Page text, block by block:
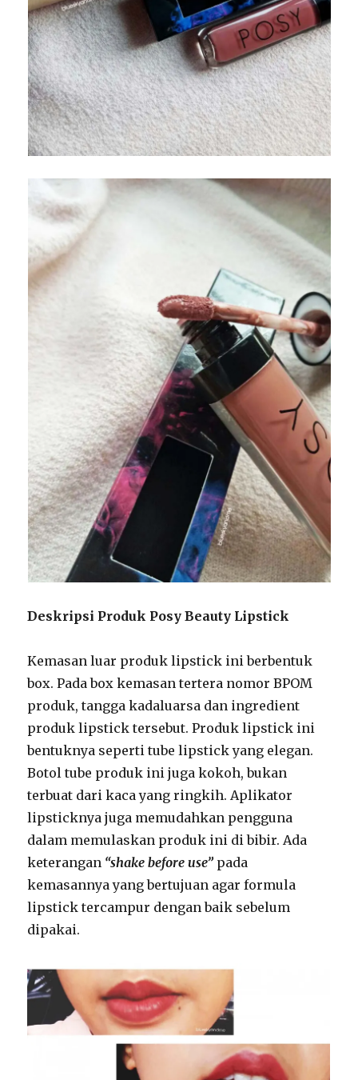
Deskripsi Produk Posy Beauty Lipstick
Kemasan luar produk lipstick ini berbentuk
box. Pada box kemasan tertera nomor BPOM
produk, tangga kadaluarsa dan ingredient
produk lipstick tersebut. Produk lipstick ini
bentuknya seperti tube lipstick yang elegan.
Botol tube produk ini juga kokoh, bukan
terbuat dari kaca yang ringkih. Aplikator
lipsticknya juga memudahkan pengguna
dalam memulaskan produk ini di bibir. Ada
keterangan “shake before use” pada
kemasannya yang bertujuan agar formula
lipstick tercampur dengan baik sebelum
dipakai.